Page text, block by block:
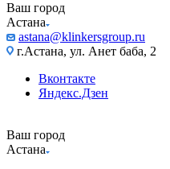
Ваш город
Астана
astana@klinkersgroup.ru
г.Астана, ул. Анет баба, 2
Вконтакте
Яндекс.Дзен
Ваш город
Астана